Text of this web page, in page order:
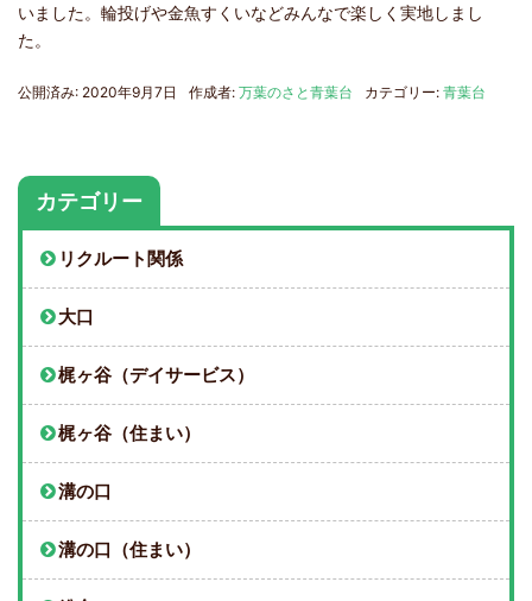
いました。輪投げや金魚すくいなどみんなで楽しく実地しまし
た。
公開済み: 2020年9月7日 作成者: 万葉のさと青葉台 カテゴリー: 青葉台
カテゴリー
リクルート関係
大口
梶ヶ谷（デイサービス）
梶ヶ谷（住まい）
溝の口
溝の口（住まい）